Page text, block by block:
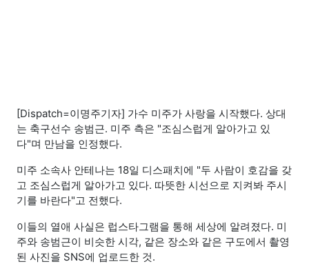
[Dispatch=이명주기자] 가수 미주가 사랑을 시작했다. 상대
는 축구선수 송범근. 미주 측은 "조심스럽게 알아가고 있
다"며 만남을 인정했다.
미주 소속사 안테나는 18일 디스패치에 "두 사람이 호감을 갖
고 조심스럽게 알아가고 있다. 따뜻한 시선으로 지켜봐 주시
기를 바란다"고 전했다.
이들의 열애 사실은 럽스타그램을 통해 세상에 알려졌다. 미
주와 송범근이 비슷한 시각, 같은 장소와 같은 구도에서 촬영
된 사진을 SNS에 업로드한 것.